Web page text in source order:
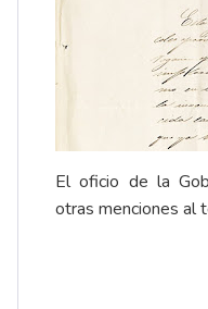
El oficio de la
otras menciones al